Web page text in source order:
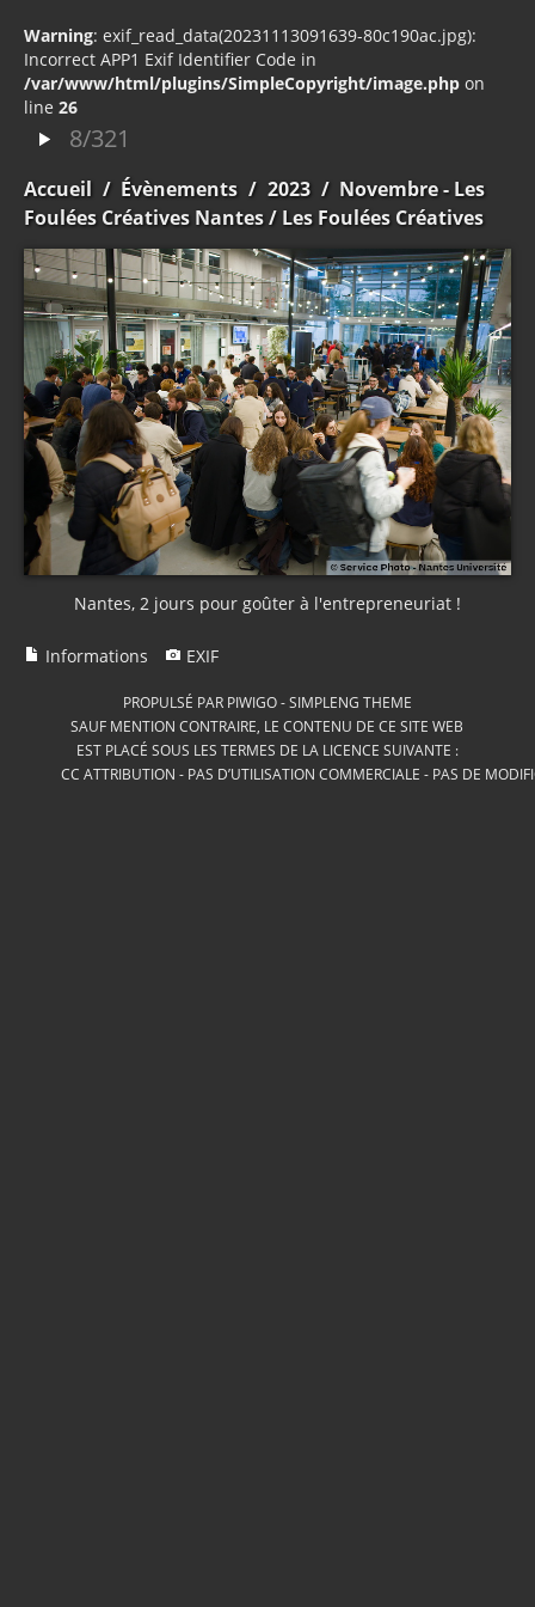
Warning: exif_read_data(20231113091639-80c190ac.jpg):
Incorrect APP1 Exif Identifier Code in
/var/www/html/plugins/SimpleCopyright/image.php on
line 26
8/321
Accueil / Évènements / 2023 / Novembre - Les
Foulées Créatives Nantes/ Les Foulées Créatives
Nantes, 2 jours pour goûter à l'entrepreneuriat !
Informations EXIF
PROPULSÉ PAR PIWIGO-SIMPLENG THEME
SAUF MENTION CONTRAIRE, LE CONTENU DE CE SITE WEB
EST PLACÉ SOUS LES TERMES DE LA LICENCE SUIVANTE :
CC ATTRIBUTION - PAS D’UTILISATION COMMERCIALE - PAS DE